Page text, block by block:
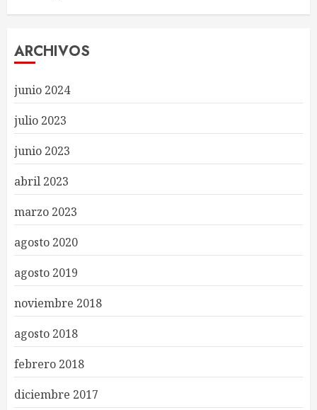
ARCHIVOS
junio 2024
julio 2023
junio 2023
abril 2023
marzo 2023
agosto 2020
agosto 2019
noviembre 2018
agosto 2018
febrero 2018
diciembre 2017